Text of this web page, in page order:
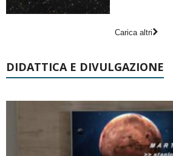
Carica altri
DIDATTICA E DIVULGAZIONE